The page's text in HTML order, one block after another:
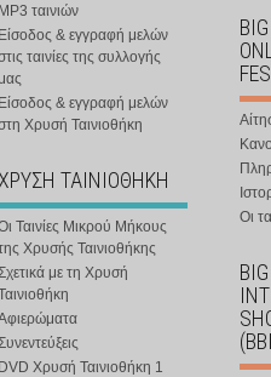
MP3 ταινιών
Είσοδος & εγγραφή μελών
ταινίες της συλλογής
Είσοδος & εγγραφή μελών
Χρυσή Ταινιοθήκη
ΧΡΥΣΗ ΤΑΙΝΙΟΘΗΚΗ
Ταινίες Μικρού Μήκους
Χρυσής Ταινιοθήκης
με τη Χρυσή
DVD Χρυσή Ταινιοθήκη 1
Οι